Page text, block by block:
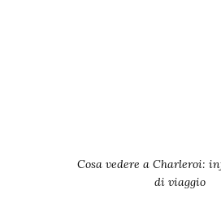
Cosa vedere a Charleroi:
di viaggio